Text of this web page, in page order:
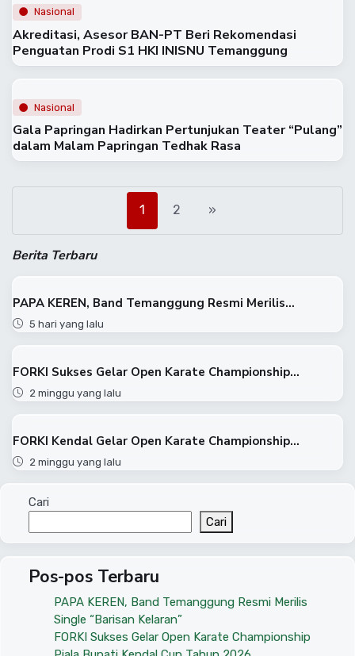
Nasional
Akreditasi, Asesor BAN-PT Beri Rekomendasi
Penguatan Prodi S1 HKI INISNU Temanggung
Nasional
Gala Papringan Hadirkan Pertunjukan Teater “Pulang”
dalam Malam Papringan Tedhak Rasa
1 2 »
Berita Terbaru
PAPA KEREN, Band Temanggung Resmi Merilis...
5 hari yang lalu
FORKI Sukses Gelar Open Karate Championship...
2 minggu yang lalu
FORKI Kendal Gelar Open Karate Championship...
2 minggu yang lalu
Cari
Cari
Pos-pos Terbaru
PAPA KEREN, Band Temanggung Resmi Merilis
Single “Barisan Kelaran”
FORKI Sukses Gelar Open Karate Championship